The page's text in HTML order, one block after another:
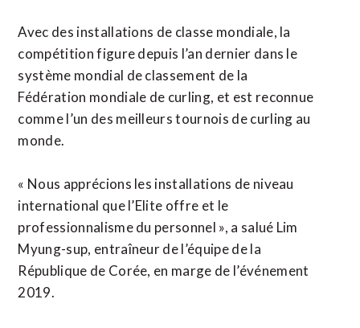
Avec des installations de classe mondiale, la
compétition figure depuis l’an dernier dans le
système mondial de classement de la
Fédération mondiale de curling, et est reconnue
comme l’un des meilleurs tournois de curling au
monde.
« Nous apprécions les installations de niveau
international que l’Elite offre et le
professionnalisme du personnel », a salué Lim
Myung-sup, entraîneur de l’équipe de la
République de Corée, en marge de l’événement
2019.